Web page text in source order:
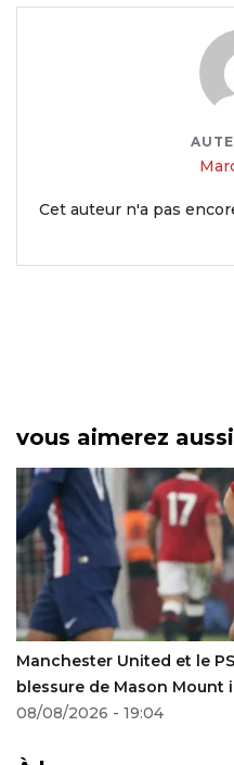
Cet auteur n'a pas
vous aimerez aussi
se neutralisent, mais la
inquiète